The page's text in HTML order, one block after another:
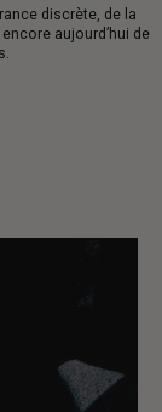
discrète, de la
aujourd’hui de